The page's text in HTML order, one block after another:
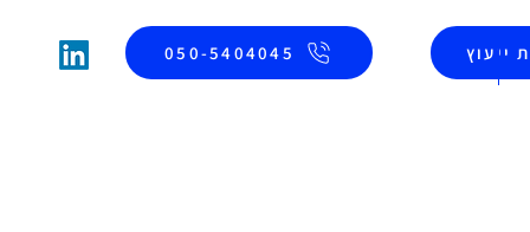
ייעוץ 050-5404045